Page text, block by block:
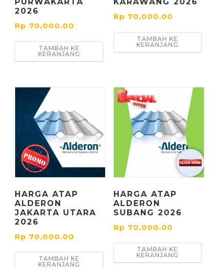
2026
Rp 70,000.00
TAMBAH KE
KERANJANG
Rp 70,000.00
TAMBAH KE
KERANJANG
HARGA ATAP
ALDERON
JAKARTA UTARA
2026
Rp 70,000.00
TAMBAH KE
KERANJANG
HARGA ATAP
ALDERON
SUBANG 2026
Rp 70,000.00
TAMBAH KE
KERANJANG